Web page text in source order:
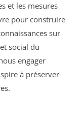
et les mesures
pour construire
sur
social du
engager
à préserver